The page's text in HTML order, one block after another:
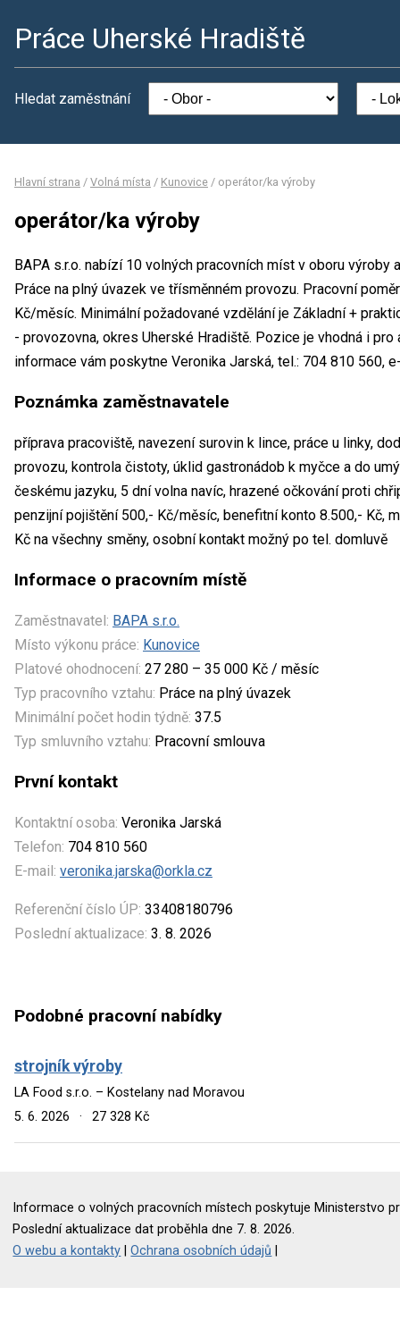
Práce Uherské Hradiště
Hledat zaměstnání
Hlavní strana / Volná místa / Kunovice / operátor/ka výroby
operátor/ka výroby
BAPA s.r.o. nabízí 10 volných pracovních míst v oboru
Práce na plný úvazek ve třísměnném provozu. Pracovní
Kč/měsíc. Minimální požadované vzdělání je Základní +
- provozovna, okres Uherské Hradiště. Pozice je vhodná i
informace vám poskytne Veronika Jarská, tel.: 704 810 560,
Poznámka zaměstnavatele
příprava pracoviště, navezení surovin k lince, práce u linky,
provozu, kontrola čistoty, úklid gastronádob k myčce a do
českému jazyku, 5 dní volna navíc, hrazené očkování proti
penzijní pojištění 500,- Kč/měsíc, benefitní konto 8.500,- Kč,
Kč na všechny směny, osobní kontakt možný po tel. domluvě
Informace o pracovním místě
Zaměstnavatel: BAPA s.r.o.
Místo výkonu práce: Kunovice
Platové ohodnocení: 27 280 – 35 000 Kč / měsíc
Typ pracovního vztahu: Práce na plný úvazek
Minimální počet hodin týdně: 37.5
Typ smluvního vztahu: Pracovní smlouva
První kontakt
Kontaktní osoba: Veronika Jarská
Telefon: 704 810 560
E-mail: veronika.jarska@orkla.cz
Referenční číslo ÚP: 33408180796
Poslední aktualizace: 3. 8. 2026
Podobné pracovní nabídky
strojník výroby
LA Food s.r.o. – Kostelany nad Moravou
5. 6. 2026
· 27 328 Kč
Informace o volných pracovních místech poskytuje Ministerstvo
Poslední aktualizace dat proběhla dne 7. 8. 2026.
O webu a kontakty |Ochrana osobních údajů